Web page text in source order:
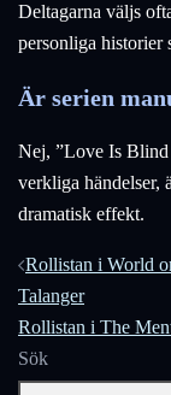
Deltagarna väljs
personliga historier
Är serien
Nej, ”Love Is Blind
verkliga händelser,
dramatisk effekt.
Rollistan i World
Talanger
Rollistan i The
Sök